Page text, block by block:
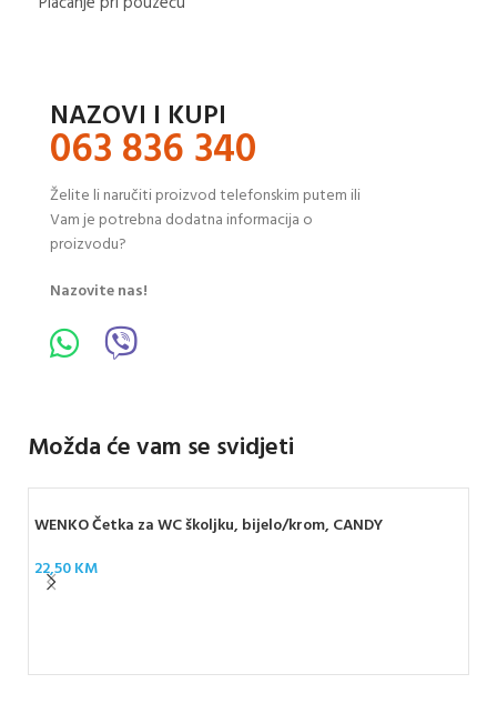
NAZOVI I KUPI
063 836 340
Želite li naručiti proizvod telefonskim putem ili
Vam je potrebna dodatna informacija o
proizvodu?
Nazovite nas!
Možda će vam se svidjeti
WENKO Četka za WC školjku, bijelo/krom, CANDY
22,50KM